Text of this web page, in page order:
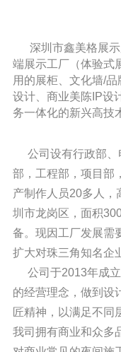
深圳市鑫美格展
端展示工厂（体验式
用的展柜、文化墙/
设计、商业美陈IP设
务一体化的新兴高技
公司设有行政部
部，工程部，项目部
产制作人员20多人，
圳市龙岗区，面积
备。现因工厂发展需
扩大对珠三角知名企
公司于2013年成立
的经营理念，做到设
匠精神，以满足不同
我司拥有商业和众多